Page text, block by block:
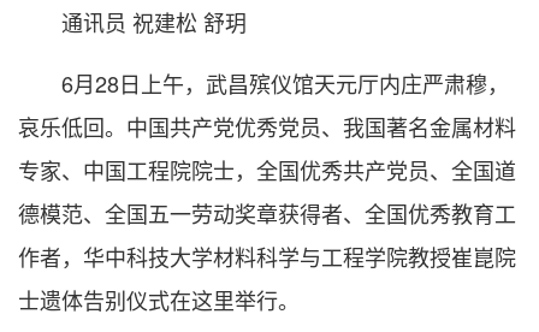
通讯员 祝建松 舒玥
6月28日上午，武昌殡仪馆天元厅内庄严肃穆，
哀乐低回。中国共产党优秀党员、我国著名金属材料
专家、中国工程院院士，全国优秀共产党员、全国道
德模范、全国五一劳动奖章获得者、全国优秀教育工
作者，华中科技大学材料科学与工程学院教授崔崑院
士遗体告别仪式在这里举行。